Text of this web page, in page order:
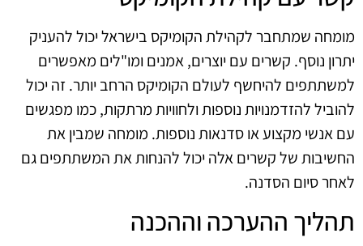
מומחה שמתחבר לקהילת הקומיקס בישראל יכול להעניק
יתרון נוסף. קשרים עם יוצרים, אמנים ומו"לים מאפשרים
למשתתפים להיחשף לעולם הקומיקס הרחב יותר. זה יכול
להוביל להזדמנויות נוספות ולחוויות מרתקות, כמו מפגשים
עם אנשי מקצוע או סדנאות נוספות. מומחה שמבין את
החשיבות של קשרים אלה יכול להנחות את המשתתפים גם
לאחר סיום הסדנה.
תהליך ההערכה וההכנה